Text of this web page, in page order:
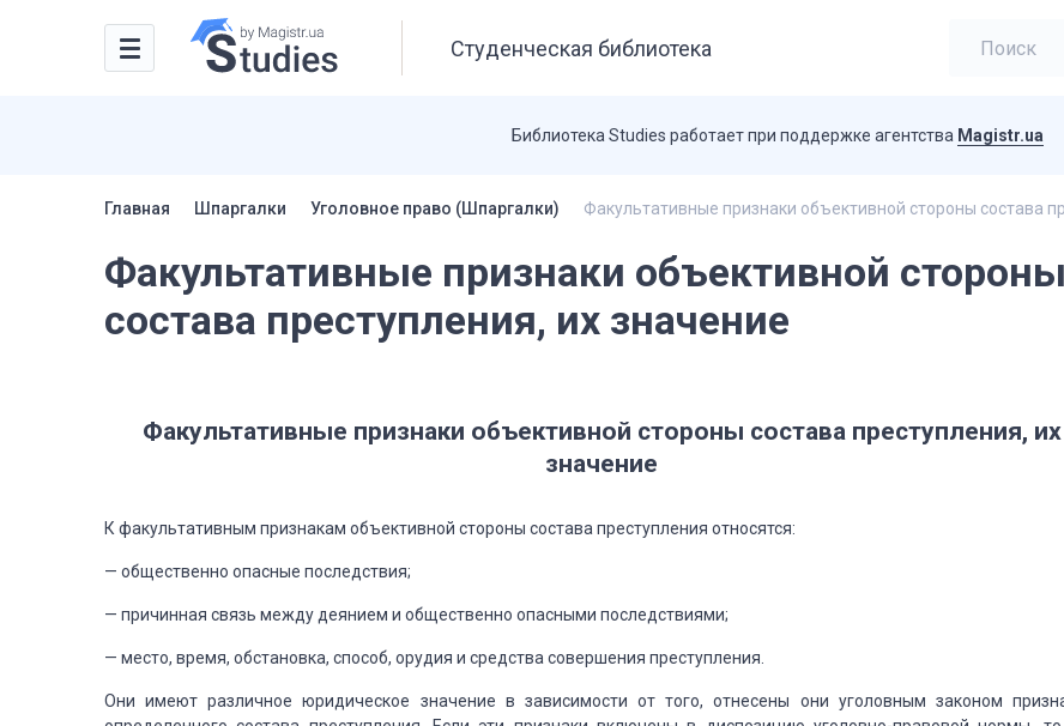
Студенческая библиотека
Библиотека Studies работает при поддержке агентства Magistr.ua
Главная Шпаргалки Уголовное право (Шпаргалки) Факультативные признаки объективной стороны состава
Факультативные признаки объективной стороны
состава преступления, их значение
Факультативные признаки объективной стороны состава преступления, их
значение
К факультативным признакам объективной стороны состава преступления относятся:
— общественно опасные последствия;
— причинная связь между деянием и общественно опасными последствиями;
— место, время, обстановка, способ, орудия и средства совершения преступления.
Они имеют различное юридическое значение в зависимости от того, отнесены они уголовным законом